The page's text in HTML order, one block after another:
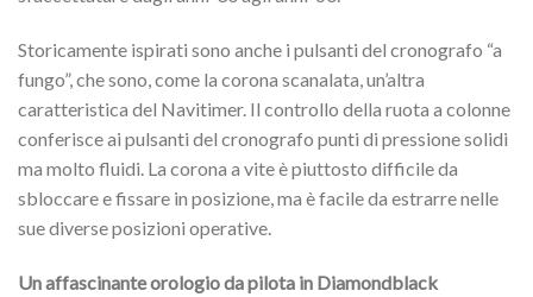
Storicamente ispirati sono anche i pulsanti del cronografo “a
fungo”, che sono, come la corona scanalata, un’altra
caratteristica del Navitimer. Il controllo della ruota a colonne
conferisce ai pulsanti del cronografo punti di pressione solidi
ma molto fluidi. La corona a vite è piuttosto difficile da
sbloccare e fissare in posizione, ma è facile da estrarre nelle
sue diverse posizioni operative.
Un affascinante orologio da pilota in Diamondblack